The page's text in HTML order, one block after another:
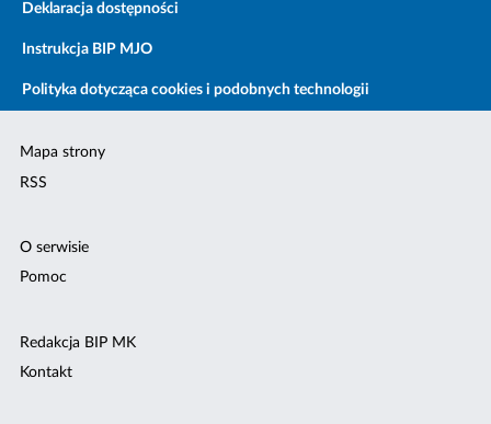
Deklaracja dostępności
Instrukcja BIP MJO
Polityka dotycząca cookies i podobnych technologii
Mapa strony
RSS
O serwisie
Pomoc
Redakcja BIP MK
Kontakt